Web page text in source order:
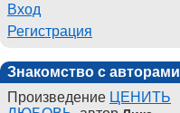
Вход
Регистрация
Знакомство с авторами
Произведение ЦЕНИТЬ